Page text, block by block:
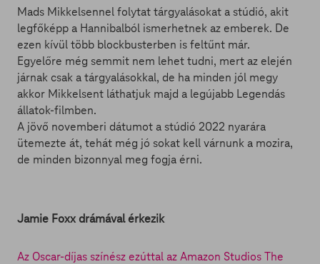
Mads Mikkelsennel folytat tárgyalásokat a stúdió, akit
legfőképp a Hannibalból ismerhetnek az emberek. De
ezen kívül több blockbusterben is feltűnt már.
Egyelőre még semmit nem lehet tudni, mert az elején
járnak csak a tárgyalásokkal, de ha minden jól megy
akkor Mikkelsent láthatjuk majd a legújabb Legendás
állatok-filmben.
A jövő novemberi dátumot a stúdió 2022 nyarára
ütemezte át, tehát még jó sokat kell várnunk a mozira,
de minden bizonnyal meg fogja érni.
Jamie Foxx drámával érkezik
Az Oscar-díjas színész ezúttal az Amazon Studios The